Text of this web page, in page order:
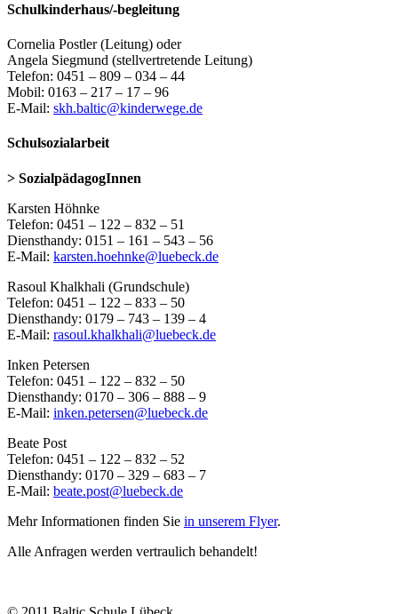
Schulkinderhaus/-begleitung
Cornelia Postler (Leitung) oder
Angela Siegmund (stellvertretende Leitung)
Telefon: 0451 – 809 – 034 – 44
Mobil: 0163 – 217 – 17 – 96
E-Mail: skh.baltic@kinderwege.de
Schulsozialarbeit
> SozialpädagogInnen
Karsten Höhnke
Telefon: 0451 – 122 – 832 – 51
Diensthandy: 0151 – 161 – 543 – 56
E-Mail: karsten.hoehnke@luebeck.de
Rasoul Khalkhali (Grundschule)
Telefon: 0451 – 122 – 833 – 50
Diensthandy: 0179 – 743 – 139 – 4
E-Mail: rasoul.khalkhali@luebeck.de
Inken Petersen
Telefon: 0451 – 122 – 832 – 50
Diensthandy: 0170 – 306 – 888 – 9
E-Mail: inken.petersen@luebeck.de
Beate Post
Telefon: 0451 – 122 – 832 – 52
Diensthandy: 0170 – 329 – 683 – 7
E-Mail: beate.post@luebeck.de
Mehr Informationen finden Sie in unserem Flyer.
Alle Anfragen werden vertraulich behandelt!